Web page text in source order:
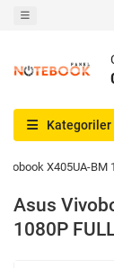
Kategoriler
X405UA-BM
Asus
1080P